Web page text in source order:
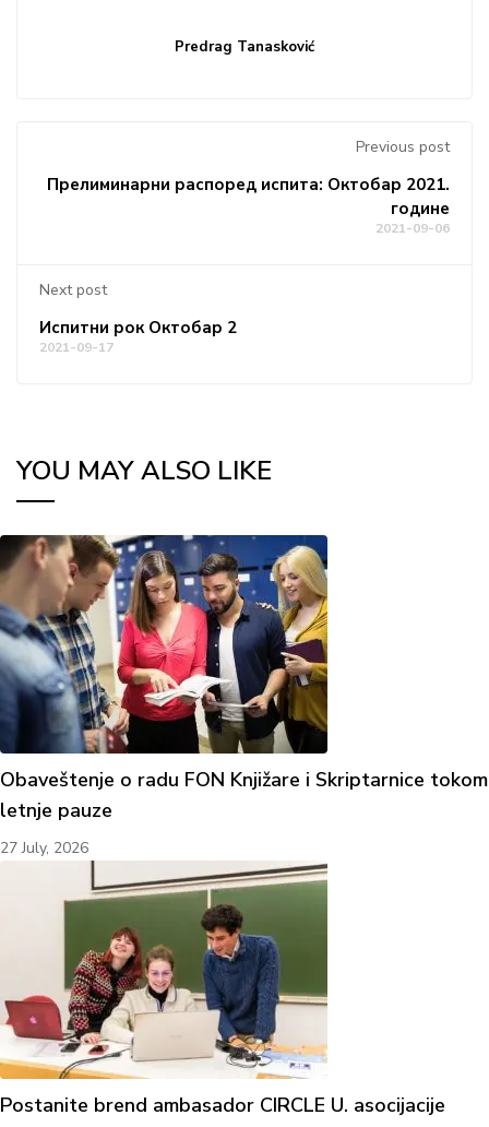
Predrag Tanasković
Previous post
Прелиминарни распоред испита: Октобар 2021.
године
2021-09-06
Next post
Испитни рок Октобар 2
2021-09-17
YOU MAY ALSO LIKE
Obaveštenje o radu FON Knjižare i Skriptarnice tokom
letnje pauze
27 July, 2026
Postanite brend ambasador CIRCLE U. asocijacije